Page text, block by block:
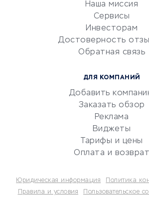
документооборот
Юридические компании
Бухгалтерия онлайн
Потребительские кредиты
Наша миссия
Сервисы
Инвесторам
Достоверность
Обратная связь
ДЛЯ КОМПАНИЙ
Добавить
Заказать обзор
Реклама
Виджеты
Тарифы и цены
Оплата и возврат
Юридическая информация
Политика
Правила и условия
Пользовательское